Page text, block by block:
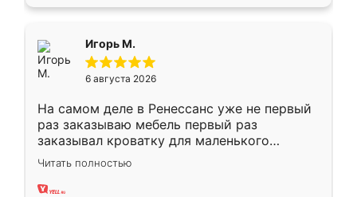
Игорь М.
6 августа 2026
На самом деле в Ренессанс уже не первый
раз заказываю мебель первый раз
заказывал кроватку для маленького
ребёнка при его рождении ,во второй раз
заказал шкаф-купе. По качеству очень
хорошее сборка достаточно быстрая,
Читать полностью